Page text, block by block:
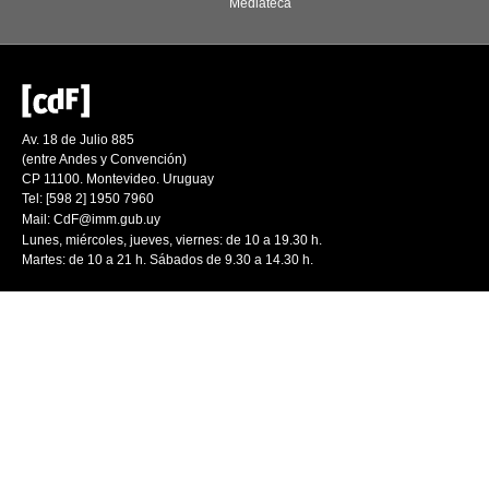
Mediateca
Av. 18 de Julio 885
(entre Andes y Convención)
CP 11100. Montevideo. Uruguay
Tel: [598 2] 1950 7960
Mail: CdF@imm.gub.uy
Lunes, miércoles, jueves, viernes: de 10 a 19.30 h.
Martes: de 10 a 21 h. Sábados de 9.30 a 14.30 h.